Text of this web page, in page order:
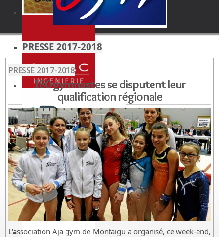
PRESSE 2017-2018
PRESSE 2017-2018
180 gymnastes se disputent leur
qualification régionale
L'association Aja gym de Montaigu a organisé, ce week-end,